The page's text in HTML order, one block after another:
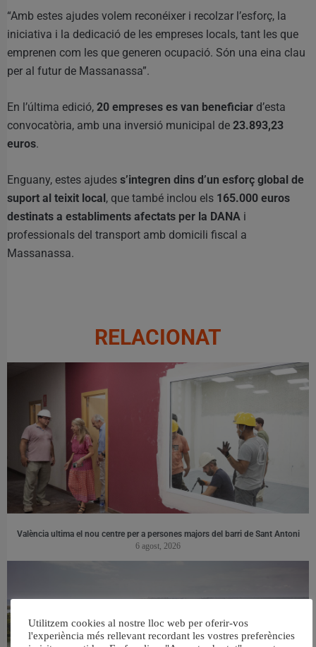
“Amb estes ajudes volem reconéixer i recolzar l’esforç, la
iniciativa i la dedicació de les empreses locals, tant les que
emprenen com les que generen ocupació. Són una eina clau
per al futur de Massanassa”.
En l’última edició, 20 empreses es van beneficiar d’esta
convocatòria, amb una inversió municipal de 23.893,23
euros.
Enguany, estes ajudes s’integren dins d’un esforç global de
suport al teixit local, que també inclou els 165.000 euros
destinats a establiments afectats per la DANA i
professionals del transport amb domicili fiscal a
Massanassa.
RELACIONAT
València ultima el nou centre per a persones majors del barri de Sant Antoni
6 agost, 2026
Utilitzem cookies al nostre lloc web per oferir-vos
l'experiència més rellevant recordant les vostres preferències